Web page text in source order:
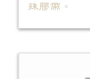
殊膠帶。